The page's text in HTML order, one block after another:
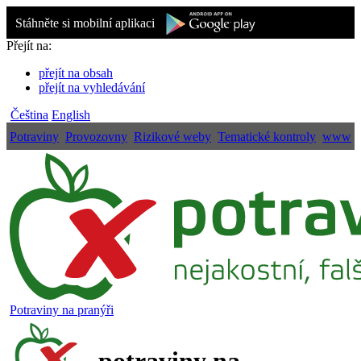
Stáhněte si mobilní aplikaci
Přejít na:
přejít na obsah
přejít na vyhledávání
Čeština English
Potraviny Provozovny Rizikové weby Tematické kontroly www
Potraviny na pranýři